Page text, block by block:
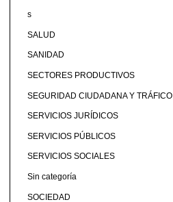
s
SALUD
SANIDAD
SECTORES PRODUCTIVOS
SEGURIDAD CIUDADANA Y TRÁFICO
SERVICIOS JURÍDICOS
SERVICIOS PÚBLICOS
SERVICIOS SOCIALES
Sin categoría
SOCIEDAD